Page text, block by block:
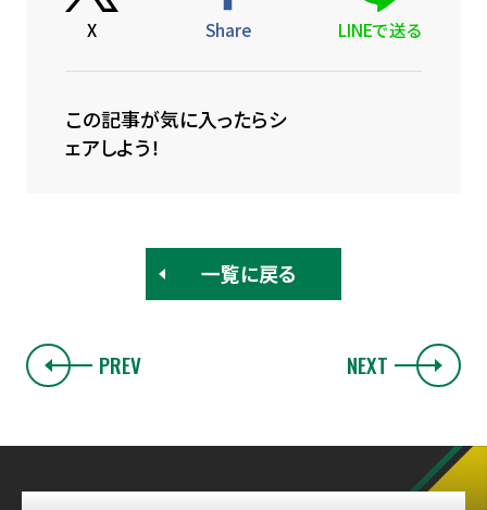
X Share LINEで送る
この記事が気に入ったらシ
ェアしよう！
一覧に戻る
PREV NEXT